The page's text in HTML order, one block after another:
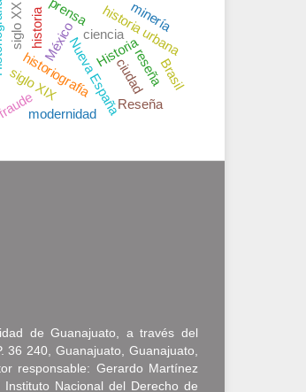
México Historia
historiografía
siglo XIXNueva España
historia urbana
historia
reseña
Reseña
ciencia
siglo XX prensa
ciudad
minería
modernidad
Brasil
de Guanajuato, a través del
240, Guanajuato, Guanajuato,
responsable: Gerardo Martínez
Nacional del Derecho de